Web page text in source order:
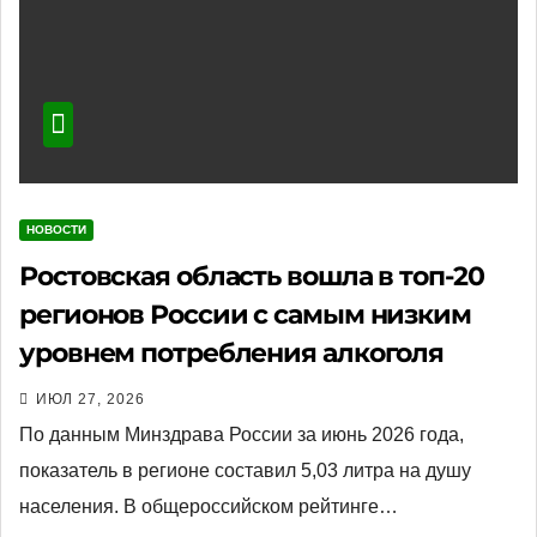
НОВОСТИ
Ростовская область вошла в топ-20
регионов России с самым низким
уровнем потребления алкоголя
ИЮЛ 27, 2026
По данным Минздрава России за июнь 2026 года,
показатель в регионе составил 5,03 литра на душу
населения. В общероссийском рейтинге…